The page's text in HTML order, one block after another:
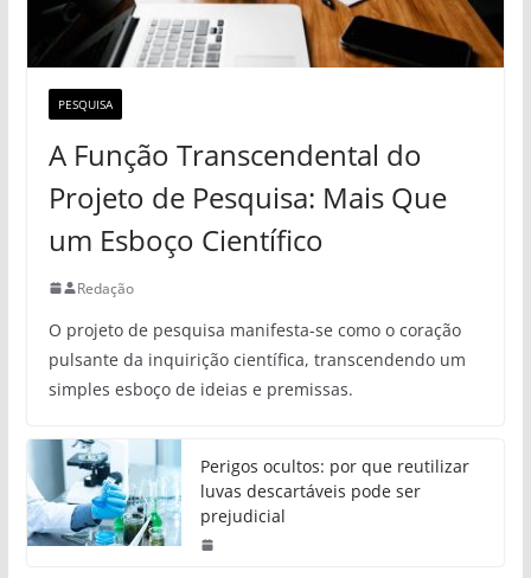
PESQUISA
A Função Transcendental do
Projeto de Pesquisa: Mais Que
um Esboço Científico
Redação
O projeto de pesquisa manifesta-se como o coração
pulsante da inquirição científica, transcendendo um
simples esboço de ideias e premissas.
Perigos ocultos: por que reutilizar
luvas descartáveis pode ser
prejudicial